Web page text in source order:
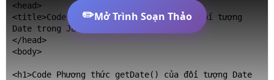
<head>
<title>Code Phương thức getDate() của đối tượng
Date trong JavaScript</title>
</head>
<body>
<h1>Code Phương thức getDate() của đối tượng Date
✏️Mở Trình Soạn Thảo